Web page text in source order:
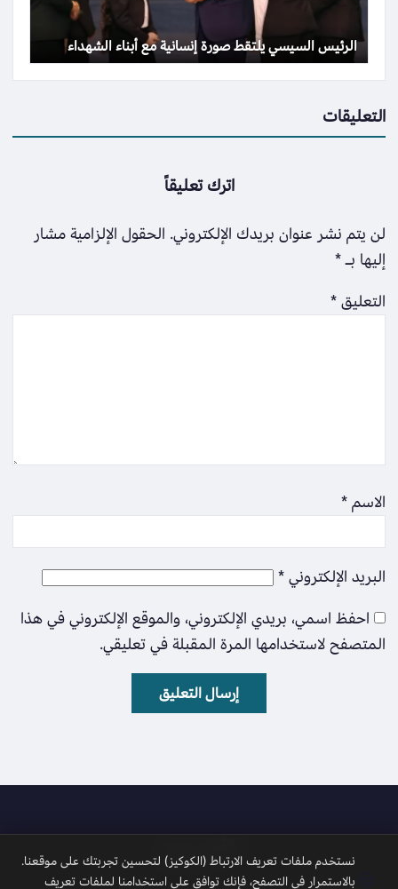
الرئيس السيسي يلتقط صورة إنسانية مع أبناء الشهداء
التعليقات
اترك تعليقاً
لن يتم نشر عنوان بريدك الإلكتروني. الحقول الإلزامية مشار
إليها بـ*
التعليق*
الاسم*
البريد الإلكتروني*
احفظ اسمي، بريدي الإلكتروني، والموقع الإلكتروني في هذا
المتصفح لاستخدامها المرة المقبلة في تعليقي.
الأمل نيوز
نستخدم ملفات تعريف الارتباط (الكوكيز) لتحسين تجربتك على موقعنا.
بالاستمرار في التصفح، فإنك توافق على استخدامنا لملفات تعريف